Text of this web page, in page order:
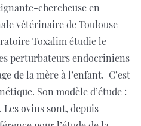
chercheuse en
vétérinaire de Toulouse
Toxalim étudie le
perturbateurs endocriniens
de la mère à l’enfant. C’est
Son modèle d’étude :
ovins sont, depuis